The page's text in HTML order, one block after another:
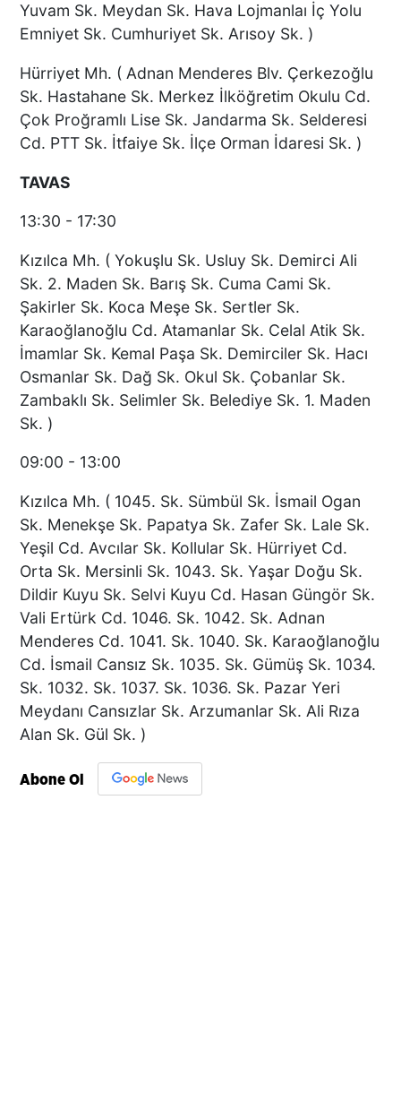
Yuvam Sk. Meydan Sk. Hava Lojmanlaı İç Yolu
Emniyet Sk. Cumhuriyet Sk. Arısoy Sk. )
Hürriyet Mh. ( Adnan Menderes Blv. Çerkezoğlu
Sk. Hastahane Sk. Merkez İlköğretim Okulu Cd.
Çok Proğramlı Lise Sk. Jandarma Sk. Selderesi
Cd. PTT Sk. İtfaiye Sk. İlçe Orman İdaresi Sk. )
TAVAS
13:30 - 17:30
Kızılca Mh. ( Yokuşlu Sk. Usluy Sk. Demirci Ali
Sk. 2. Maden Sk. Barış Sk. Cuma Cami Sk.
Şakirler Sk. Koca Meşe Sk. Sertler Sk.
Karaoğlanoğlu Cd. Atamanlar Sk. Celal Atik Sk.
İmamlar Sk. Kemal Paşa Sk. Demirciler Sk. Hacı
Osmanlar Sk. Dağ Sk. Okul Sk. Çobanlar Sk.
Zambaklı Sk. Selimler Sk. Belediye Sk. 1. Maden
Sk. )
09:00 - 13:00
Kızılca Mh. ( 1045. Sk. Sümbül Sk. İsmail Ogan
Sk. Menekşe Sk. Papatya Sk. Zafer Sk. Lale Sk.
Yeşil Cd. Avcılar Sk. Kollular Sk. Hürriyet Cd.
Orta Sk. Mersinli Sk. 1043. Sk. Yaşar Doğu Sk.
Dildir Kuyu Sk. Selvi Kuyu Cd. Hasan Güngör Sk.
Vali Ertürk Cd. 1046. Sk. 1042. Sk. Adnan
Menderes Cd. 1041. Sk. 1040. Sk. Karaoğlanoğlu
Cd. İsmail Cansız Sk. 1035. Sk. Gümüş Sk. 1034.
Sk. 1032. Sk. 1037. Sk. 1036. Sk. Pazar Yeri
Meydanı Cansızlar Sk. Arzumanlar Sk. Ali Rıza
Alan Sk. Gül Sk. )
Abone Ol